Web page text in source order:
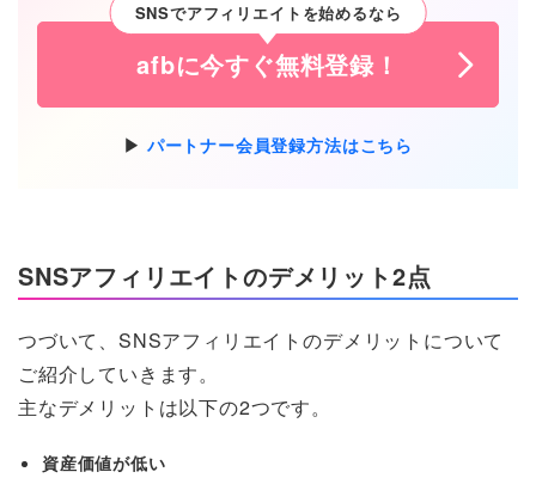
SNSでアフィリエイトを始めるなら
afbに今すぐ無料登録！
パートナー会員登録方法はこちら
SNSアフィリエイトのデメリット2点
つづいて、SNSアフィリエイトのデメリットについて
ご紹介していきます。
主なデメリットは以下の2つです。
資産価値が低い